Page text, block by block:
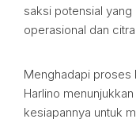
saksi potensial
operasional dan
Menghadapi proses
Harlino
kesiapannya untuk